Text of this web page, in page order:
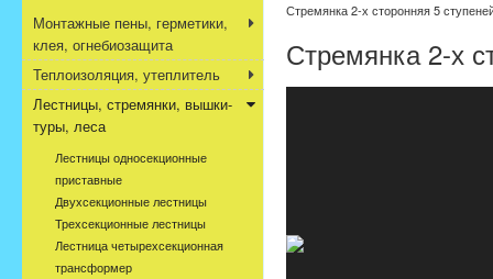
Стремянка 2-х сторонняя 5
Стремянка 2-х
Монтажные пены, герметики,
клея, огнебиозащита
Теплоизоляция, утеплитель
Лестницы, стремянки, вышки-
туры, леса
Лестницы односекционные
приставные
Двухсекционные лестницы
Трехсекционные лестницы
Лестница четырехсекционная
трансформер